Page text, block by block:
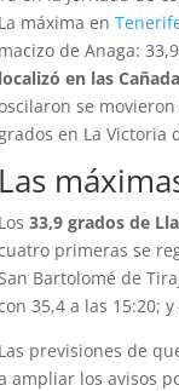
La máxima en
macizo de Anaga:
localizó en las
se
en La Victoria
Las
Los 33,9 grados de
primeras se
Bartolomé de
35,4 a las 15:20;
Las previsiones de
ampliar los avisos